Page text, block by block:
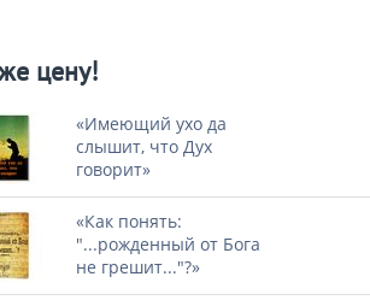
цену!
«Имеющий ухо да
слышит, что Дух
говорит»
«Как понять:
"...рожденный от Бога
не грешит..."?»